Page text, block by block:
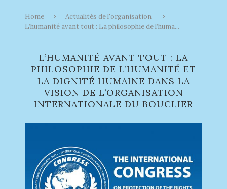
Home
Actualités de l'organisation
L’humanité avant tout : La philosophie de l’huma...
L’HUMANITÉ AVANT TOUT : LA
PHILOSOPHIE DE L’HUMANITÉ ET
LA DIGNITÉ HUMAINE DANS LA
VISION DE L’ORGANISATION
INTERNATIONALE DU BOUCLIER